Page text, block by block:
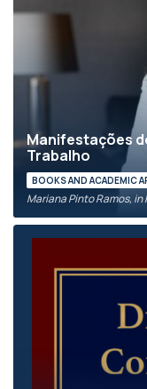
Manifestações
Trabalho
BOOKS AND ACADEMIC
Mariana Pinto Ramos, in